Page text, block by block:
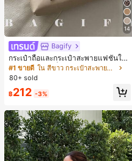
14
Bagify
กระเป๋าถือและกระเป๋าสะพายแฟชั่นให
ม่ ตกแต่งด้วยเข็มขัด เหมาะสำหรับงาน
ปาร์ตี้ การรวมตัว การออกไปข้างนอก ก
ประจำวัน สามารถเก็บเหรียญ โทรศัพท์
านออฟฟิศ นักศึกษามหาวิทยาลัย และ
พนักงานออฟฟิศ กระเป๋าผู้หญิงที่หรูหรา
#1 ขายดี
ใน สีขาว กระเป๋าสะพายผู้หญิง
80+ sold
฿212 -3%